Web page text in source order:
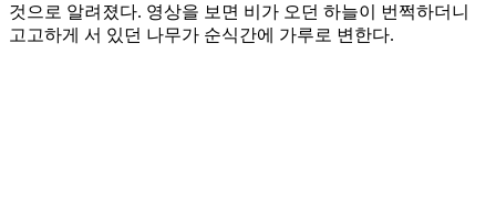
것으로 알려졌다. 영상을 보면 비가 오던 하늘이 번쩍하더니
고고하게 서 있던 나무가 순식간에 가루로 변한다.